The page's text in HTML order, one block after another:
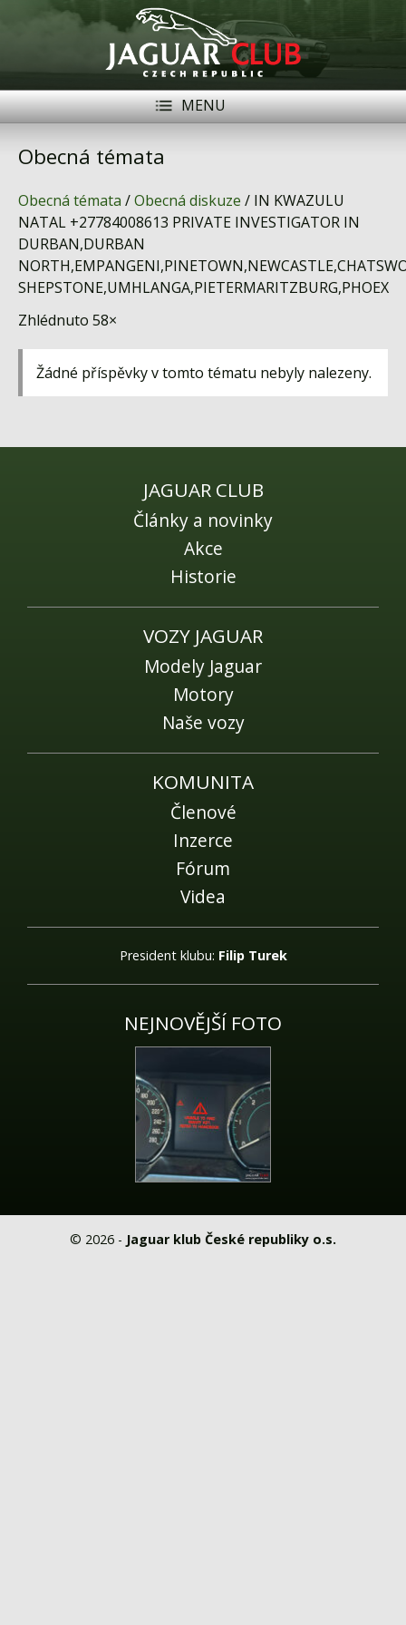
MENU
Modely Jaguar
Členové
Naše vozy
Akce
Inzerce
Videa
Obecná témata
Obecná témata /Obecná diskuze / IN KWAZULU
NATAL +27784008613 PRIVATE INVESTIGATOR IN
DURBAN,DURBAN
SHEPSTONE,UMHLANGA,PIETERMARITZBURG,PHOEX
Zhlédnuto 58×
Žádné příspěvky v tomto tématu nebyly nalezeny.
JAGUAR CLUB
Články a novinky
Akce
Historie
VOZY JAGUAR
Modely Jaguar
Motory
Naše vozy
KOMUNITA
Členové
Inzerce
Fórum
Videa
President klubu: Filip Turek
NEJNOVĚJŠÍ FOTO
© 2026 - Jaguar klub České republiky o.s.